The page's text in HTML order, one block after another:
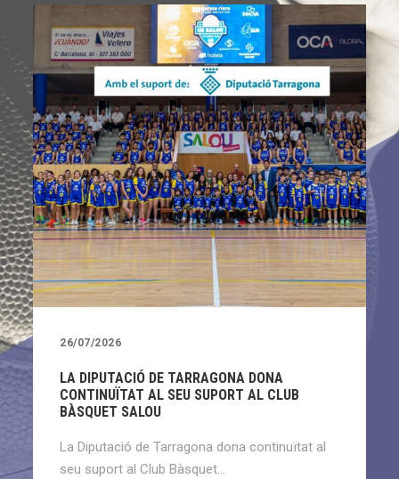
26/07/2026
LA DIPUTACIÓ DE TARRAGONA DONA
CONTINUÏTAT AL SEU SUPORT AL CLUB
BÀSQUET SALOU
La Diputació de Tarragona dona continuïtat al
seu suport al Club Bàsquet...